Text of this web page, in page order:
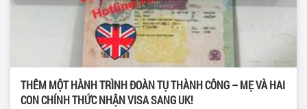
THÊM MỘT HÀNH TRÌNH ĐOÀN TỤ THÀNH CÔNG – MẸ VÀ HAI
CON CHÍNH THỨC NHẬN VISA SANG UK!